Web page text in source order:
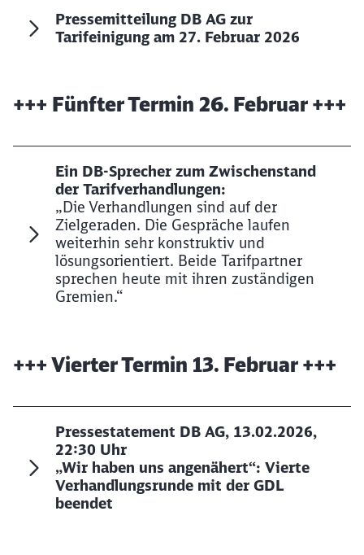
Pressemitteilung DB AG zur
Tarifeinigung am 27. Februar 2026
+++ Fünfter Termin 26. Februar +++
Ein DB-Sprecher zum Zwischenstand
der Tarifverhandlungen:
„Die Verhandlungen sind auf der
Zielgeraden. Die Gespräche laufen
weiterhin sehr konstruktiv und
lösungsorientiert. Beide Tarifpartner
sprechen heute mit ihren zuständigen
Gremien.“
+++ Vierter Termin 13. Februar +++
Pressestatement DB AG, 13.02.2026,
22:30 Uhr
„Wir haben uns angenähert“: Vierte
Verhandlungsrunde mit der GDL
beendet